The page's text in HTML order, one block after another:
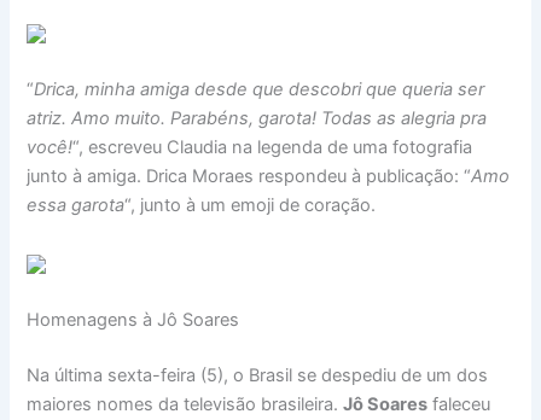
“Drica, minha amiga desde que descobri que queria ser
atriz. Amo muito. Parabéns, garota! Todas as alegria pra
você!“, escreveu Claudia na legenda de uma fotografia
junto à amiga. Drica Moraes respondeu à publicação: “Amo
essa garota“, junto à um emoji de coração.
Homenagens à Jô Soares
Na última sexta-feira (5), o Brasil se despediu de um dos
maiores nomes da televisão brasileira.Jô Soares faleceu